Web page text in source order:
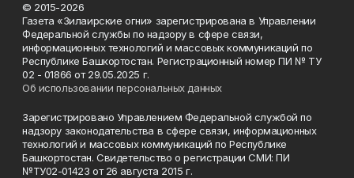
© 2015-2026
Газета «Зилаирские огни» зарегистрирована в Управлении
Федеральной службы по надзору в сфере связи,
информационных технологий и массовых коммуникаций по
Республике Башкортостан. Регистрационный номер ПИ № ТУ
02 - 01866 от 29.05.2025 г.
Об использовании персональных данных
Зарегистрировано Управлением Федеральной службой по
надзору законодательства в сфере связи, информационных
технологий и массовых коммуникаций по Республике
Башкортостан. Свидетельство о регистрации СМИ: ПИ
№ТУ02-01423 от 26 августа 2015 г.